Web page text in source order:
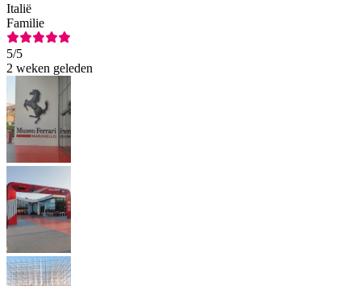
Italië
Familie
5/5
2 weken geleden